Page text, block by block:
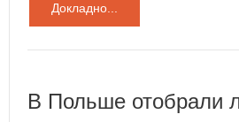
Докладно...
В Польше отобрали